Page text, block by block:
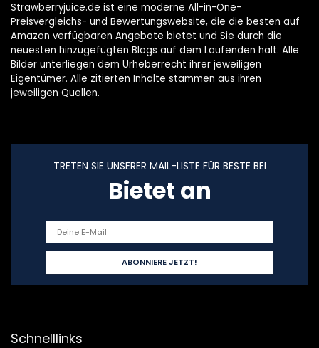
Strawberryjuice.de ist eine moderne All-in-One-
Preisvergleichs- und Bewertungswebsite, die die besten auf
Amazon verfügbaren Angebote bietet und Sie durch die
neuesten hinzugefügten Blogs auf dem Laufenden hält. Alle
Bilder unterliegen dem Urheberrecht ihrer jeweiligen
Eigentümer. Alle zitierten Inhalte stammen aus ihren
jeweiligen Quellen.
TRETEN SIE UNSERER MAIL-LISTE FÜR BESTE BEI
Bietet an
Schnelllinks